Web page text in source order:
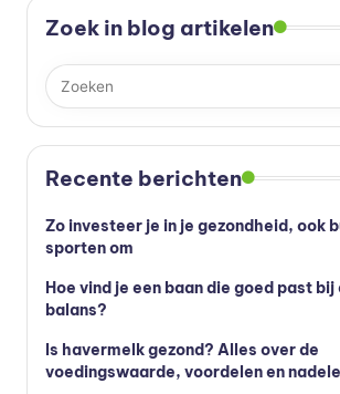
Zoek in blog artikelen
Recente berichten
Zo investeer je in je gezondheid, ook
sporten om
Hoe vind je een baan die goed past bij
balans?
Is havermelk gezond? Alles over de
voedingswaarde, voordelen en